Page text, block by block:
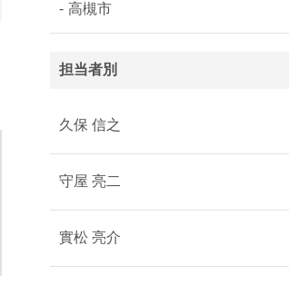
高槻市
担当者別
久保 信之
守屋 亮二
實松 亮介